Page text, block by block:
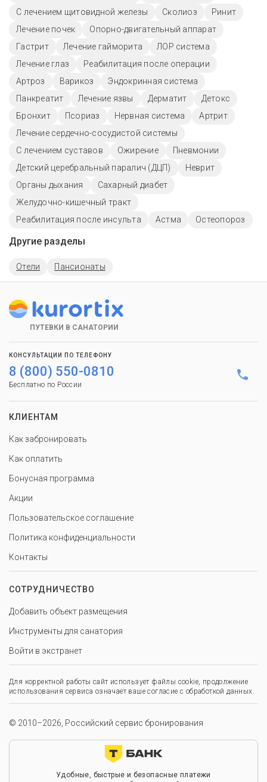
С лечением щитовидной железы
Сколиоз
Ринит
Лечение почек
Опорно-двигательный аппарат
Гастрит
Лечение гайморита
ЛОР система
Лечение глаз
Реабилитация после операции
Артроз
Варикоз
Эндокринная система
Панкреатит
Лечение язвы Дерматит
Детокс
Бронхит
Псориаз Нервная система
Артрит
Лечение сердечно-сосудистой системы
С лечением суставов
Ожирение
Пневмонии
Детский церебральный паралич (ДЦП)
Неврит
Органы дыхания
Сахарный диабет
Желудочно-кишечный тракт
Реабилитация после инсульта
Астма Остеопороз
Другие разделы
Отели Пансионаты
ПУТЕВКИ В САНАТОРИИ
КОНСУЛЬТАЦИИ ПО ТЕЛЕФОНУ
8 (800) 550-0810
Бесплатно по России
КЛИЕНТАМ
Как забронировать
Как оплатить
Бонусная программа
Акции
Пользовательское соглашение
Политика конфиденциальности
Контакты
СОТРУДНИЧЕСТВО
Добавить объект размещения
Инструменты для санатория
Войти в экстранет
Для корректной работы сайт использует файлы cookie, продолжение
использования сервиса означает ваше согласие с обработкой данных.
© 2010–2026, Российский сервис бронирования
Удобные, быстрые и безопасные платежи